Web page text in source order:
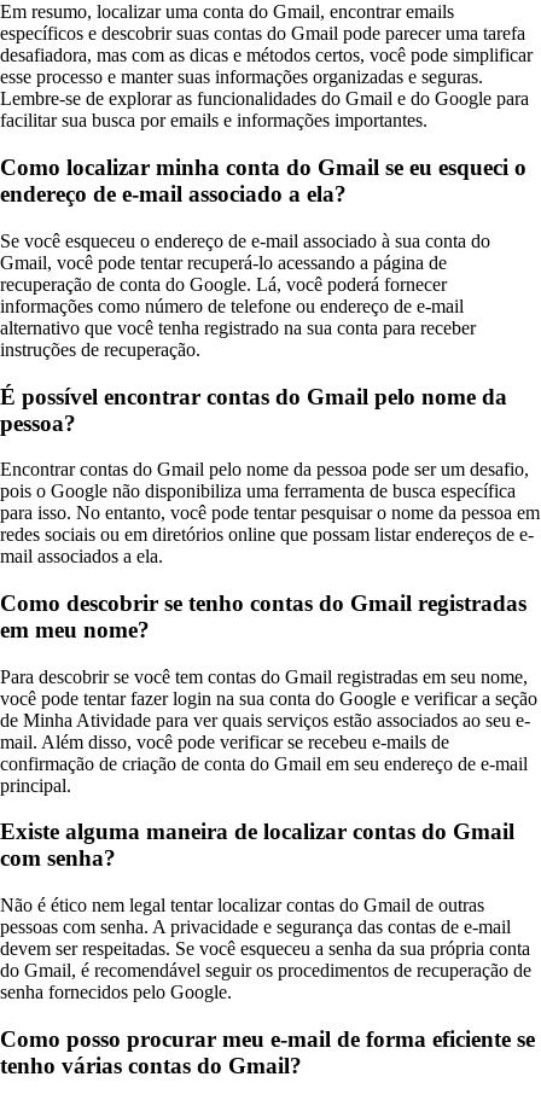
Em resumo, localizar uma conta do Gmail, encontrar emails
específicos e descobrir suas contas do Gmail pode parecer uma tarefa
desafiadora, mas com as dicas e métodos certos, você pode simplificar
esse processo e manter suas informações organizadas e seguras.
Lembre-se de explorar as funcionalidades do Gmail e do Google para
facilitar sua busca por emails e informações importantes.
Como localizar minha conta do Gmail se eu esqueci o
endereço de e-mail associado a ela?
Se você esqueceu o endereço de e-mail associado à sua conta do
Gmail, você pode tentar recuperá-lo acessando a página de
recuperação de conta do Google. Lá, você poderá fornecer
informações como número de telefone ou endereço de e-mail
alternativo que você tenha registrado na sua conta para receber
instruções de recuperação.
É possível encontrar contas do Gmail pelo nome da
pessoa?
Encontrar contas do Gmail pelo nome da pessoa pode ser um desafio,
pois o Google não disponibiliza uma ferramenta de busca específica
para isso. No entanto, você pode tentar pesquisar o nome da pessoa em
redes sociais ou em diretórios online que possam listar endereços de e-
mail associados a ela.
Como descobrir se tenho contas do Gmail registradas
em meu nome?
Para descobrir se você tem contas do Gmail registradas em seu nome,
você pode tentar fazer login na sua conta do Google e verificar a seção
de Minha Atividade para ver quais serviços estão associados ao seu e-
mail. Além disso, você pode verificar se recebeu e-mails de
confirmação de criação de conta do Gmail em seu endereço de e-mail
principal.
Existe alguma maneira de localizar contas do Gmail
com senha?
Não é ético nem legal tentar localizar contas do Gmail de outras
pessoas com senha. A privacidade e segurança das contas de e-mail
devem ser respeitadas. Se você esqueceu a senha da sua própria conta
do Gmail, é recomendável seguir os procedimentos de recuperação de
senha fornecidos pelo Google.
Como posso procurar meu e-mail de forma eficiente se
tenho várias contas do Gmail?